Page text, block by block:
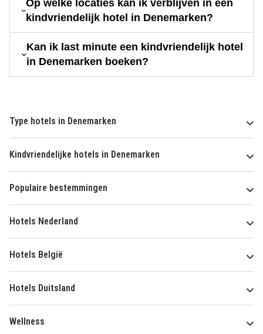
Op welke locaties kan ik verblijven in een
kindvriendelijk hotel in Denemarken?
Kan ik last minute een kindvriendelijk hotel
in Denemarken boeken?
Type hotels in Denemarken
Kindvriendelijke hotels in Denemarken
Populaire bestemmingen
Hotels Nederland
Hotels België
Hotels Duitsland
Wellness